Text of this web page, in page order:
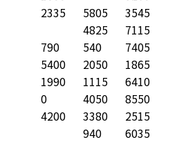
2335 5805 3545
4825 7115
790 540 7405
5400 2050 1865
1990 1115 6410
0 4050 8550
4200 3380 2515
940 6035